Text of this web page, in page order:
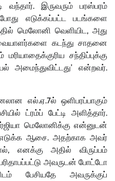
வந்தார். இருவரும் பரஸ்பரம்
எடுக்கப்பட்ட படங்களை
மெலோனி வெளியிட, அது
கடந்து சாதனை
சந்திப்புக்கு
அமைந்துவிட்டது’ என்றவர்.
எல்.ஏ.7ல் ஒளிபரப்பாகும்
ட்ரம்ப் பேட்டி அளித்தார்.
மெலோனிக்கு என்னுடன்
எடுக்க ஆசை. அதற்காக அவர்
எனக்கு அதில் விருப்பம்
அவருடன் போட்டோ
பேசியதே அவருக்குப்